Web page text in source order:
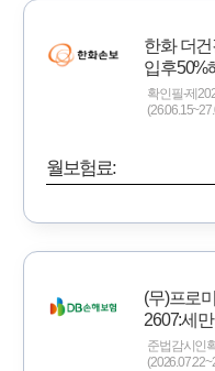
한화 더
입후50%
확인필-제
월보험료:
(무)프로
2607:세
준법감시인